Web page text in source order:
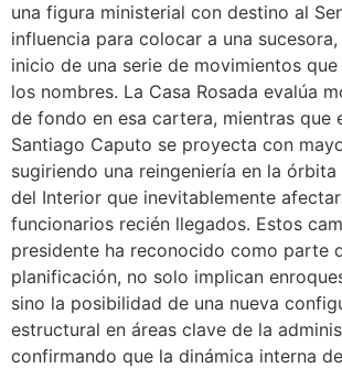
una figura ministerial con destino al
influencia para colocar a una
inicio de una serie de movimientos
los nombres. La Casa Rosada evalúa
de fondo en esa cartera, mientras que
Santiago Caputo se proyecta con
sugiriendo una reingeniería en la
del Interior que inevitablemente
funcionarios recién llegados. Estos
presidente ha reconocido como parte
planificación, no solo implican
sino la posibilidad de una nueva
estructural en áreas clave de la
confirmando que la dinámica interna